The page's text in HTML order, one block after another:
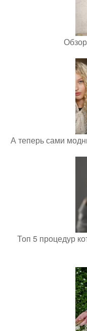
А теперь сами
Топ 5 процедур